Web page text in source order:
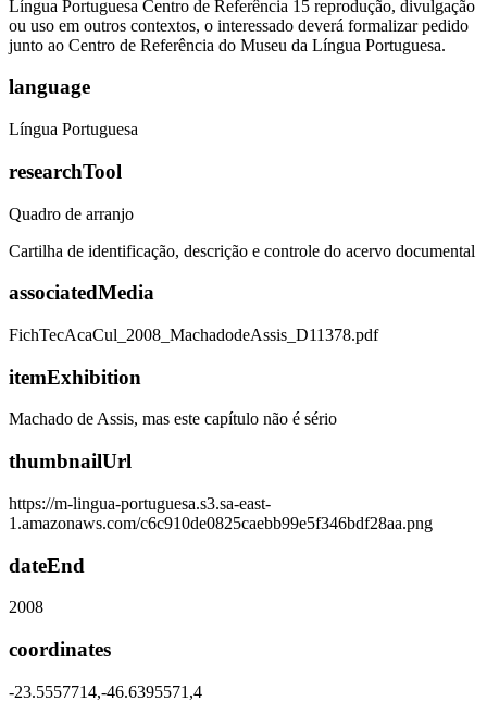
Língua Portuguesa Centro de Referência 15 reprodução, divulgação
ou uso em outros contextos, o interessado deverá formalizar pedido
junto ao Centro de Referência do Museu da Língua Portuguesa.
language
Língua Portuguesa
researchTool
Quadro de arranjo
Cartilha de identificação, descrição e controle do acervo documental
associatedMedia
FichTecAcaCul_2008_MachadodeAssis_D11378.pdf
itemExhibition
Machado de Assis, mas este capítulo não é sério
thumbnailUrl
https://m-lingua-portuguesa.s3.sa-east-
1.amazonaws.com/c6c910de0825caebb99e5f346bdf28aa.png
dateEnd
2008
coordinates
-23.5557714,-46.6395571,4